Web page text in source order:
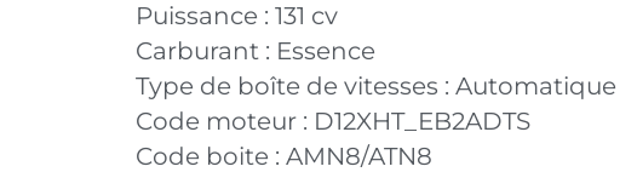
Puissance : 131 cv
Carburant : Essence
Type de boîte de vitesses : Automatique
Code moteur : D12XHT_EB2ADTS
Code boite : AMN8/ATN8